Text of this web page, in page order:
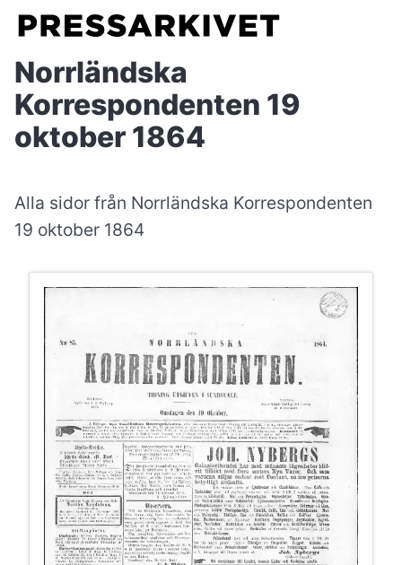
Norrländska
Korrespondenten 19
oktober 1864
Alla sidor från Norrländska Korrespondenten
19 oktober 1864